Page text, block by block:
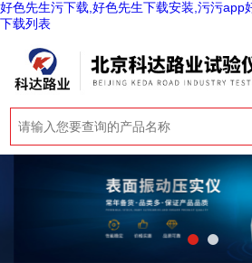
好色先生污下载,好色先生下载安装,污污app
下载列表